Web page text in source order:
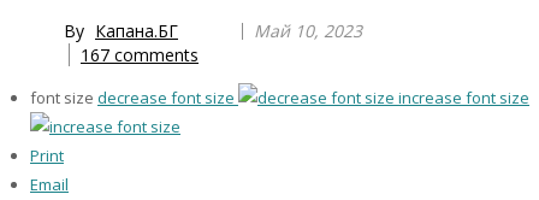
By Капана.БГ
Май 10, 2023
167 comments
font size decrease font size increase font size
Print
Email